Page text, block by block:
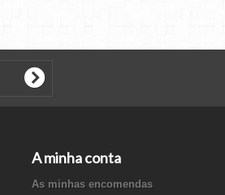
A minha conta
As minhas encomendas